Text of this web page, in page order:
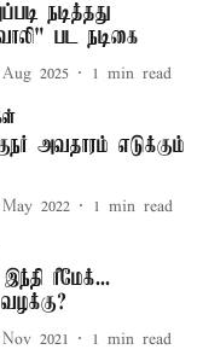
நடித்தது
பட நடிகை
2025 1 min read
அவதாரம் எடுக்கும்
2022 1 min read
ரீமேக்...
2021 1 min read